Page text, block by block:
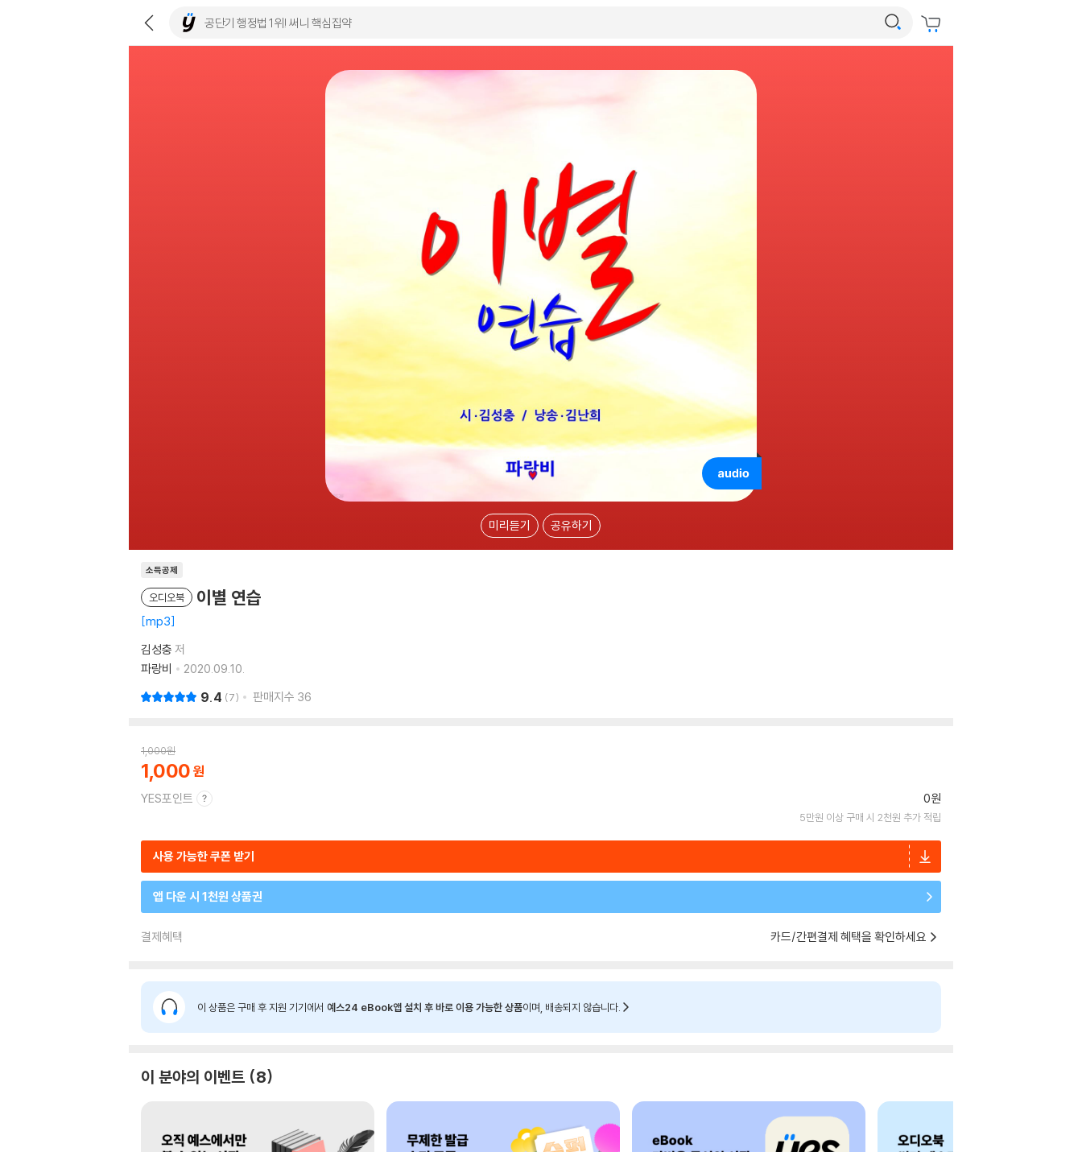
미리듣기 공유하기
소득공제
오디오북 이별 연습
mp3
김성충 저
파랑비
2020.09.10.
9.4 7 판매지수 36
1,000원
1,000
YES포인트 0원
5만원 이상 구매 시 2천원 추가 적립
사용 가능한 쿠폰 받기
앱 다운 시 1천원 상품권
결제혜택 카드/간편결제 혜택을 확인하세요
이 상품은 구매 후 지원 기기에서 예스24 eBook앱 설치 후 바로 이용 가능한 상품이며, 배송되지 않습니다.
이 분야의 이벤트 8